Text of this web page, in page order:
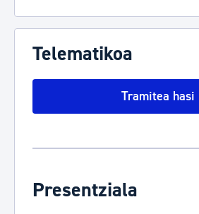
Telematikoa
Tramitea hasi
Presentziala